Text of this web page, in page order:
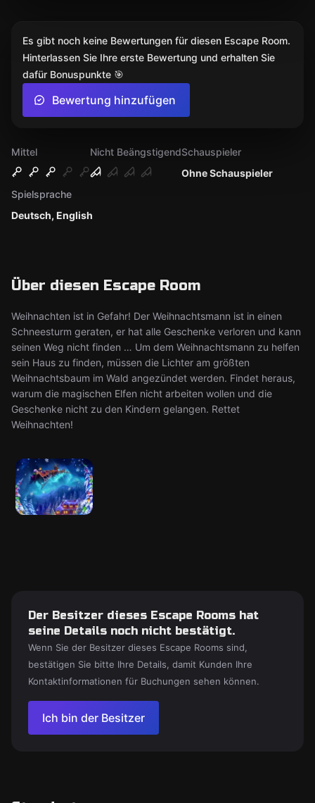
Mittel
Nicht Beängstigend
Ohne Schauspieler
Schauspieler
Deutsch, English
Spielsprache
Über diesen Escape Room
Weihnachten ist in Gefahr! Der Weihnachtsmann ist in einen
Schneesturm geraten, er hat alle Geschenke verloren und kann
seinen Weg nicht finden … Um dem Weihnachtsmann zu helfen
sein Haus zu finden, müssen die Lichter am größten
Weihnachtsbaum im Wald angezündet werden. Findet heraus,
warum die magischen Elfen nicht arbeiten wollen und die
Geschenke nicht zu den Kindern gelangen. Rettet
Weihnachten!
Es gibt noch keine Bewertungen für diesen Escape Room.
Hinterlassen Sie Ihre erste Bewertung und erhalten Sie
dafür Bonuspunkte 🎯
Bewertung hinzufügen
Der Besitzer dieses Escape Rooms hat
seine Details noch nicht bestätigt.
Wenn Sie der Besitzer dieses Escape Rooms sind,
bestätigen Sie bitte Ihre Details, damit Kunden Ihre
Kontaktinformationen für Buchungen sehen können.
Ich bin der Besitzer